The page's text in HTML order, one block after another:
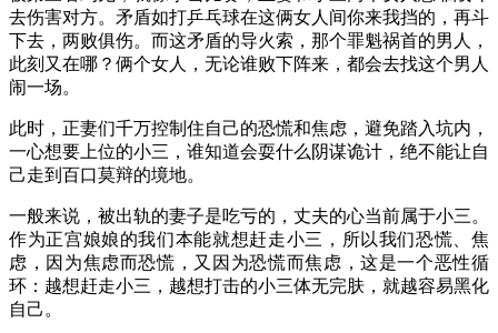
去伤害对方。矛盾如打乒乓球在这俩女人间你来我挡的，再斗
下去，两败俱伤。而这矛盾的导火索，那个罪魁祸首的男人，
此刻又在哪？俩个女人，无论谁败下阵来，都会去找这个男人
闹一场。
此时，正妻们千万控制住自己的恐慌和焦虑，避免踏入坑内，
一心想要上位的小三，谁知道会耍什么阴谋诡计，绝不能让自
己走到百口莫辩的境地。
一般来说，被出轨的妻子是吃亏的，丈夫的心当前属于小三。
作为正宫娘娘的我们本能就想赶走小三，所以我们恐慌、焦
虑，因为焦虑而恐慌，又因为恐慌而焦虑，这是一个恶性循
环：越想赶走小三，越想打击的小三体无完肤，就越容易黑化
自己。